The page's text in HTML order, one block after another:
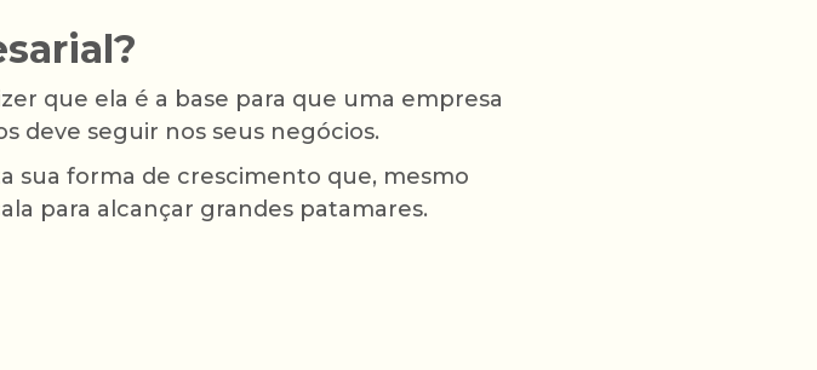
que ela é a base para que uma empresa
deve seguir nos seus negócios.
sua forma de crescimento que, mesmo
para alcançar grandes patamares.